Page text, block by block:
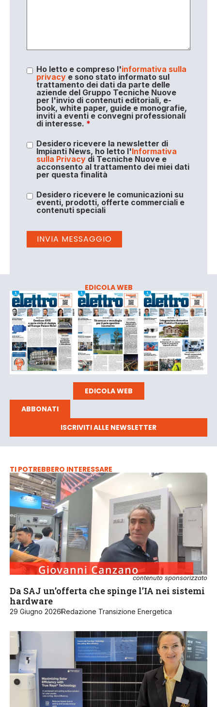
Ho letto e compreso l'informativa sulla
privacye sono stato informato sul
trattamento dei dati da parte delle
aziende del Gruppo Tecniche Nuove
per l'invio di contenuti editoriali, e-
book, white paper, guide e monografie,
inviti a eventi e convegni professionali
di interesse. *
Desidero ricevere la newsletter di
Impianti News, ho letto l'Informativa
sulla Privacydi Tecniche Nuove e
acconsento al trattamento dei miei dati
per questa finalità
Desidero ricevere le comunicazioni su
eventi, prodotti, offerte commerciali e
contenuti speciali
EDICOLA WEB
EDICOLA WEB
ABBONATI
ISCRIVITI ALLE NEWSLETTER
TI POTREBBERO INTERESSARE
contenuto sponsorizzato
Da SAJ un’offerta che spinge l’IA nei sistemi
hardware
29 Giugno 2026Redazione Transizione Energetica